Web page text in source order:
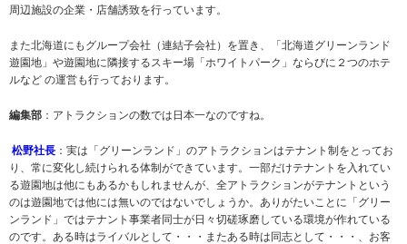
周辺施設の企業・店舗誘致を行っています。
また北海道にもグループ会社（連結子会社）を置き、「北海道グリーンランド
遊園地」や遊園地に隣接するスキー場「ホワイトパーク」ならびに２つのホテ
ルなど の運営も行っております。
編集部 ：アトラクションの数では日本一なのですね。
松野社長 ：実は「グリーンランド」のアトラクションはテナント制をとってお
り、常に変化し続けられる体制ができています。一部だけテナントを入れてい
る遊園地は他にもあるかもしれませんが、全アトラクションがテナントという
のは遊園地では他には無いのではないでしょうか。ありがたいことに「グリー
ンランド」ではテナント事業者同士が日々切磋琢磨している環境が作れている
のです。ある時はライバルとして・・・またある時は同志として・・・、お客